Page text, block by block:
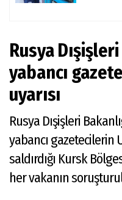
Rusya
yabancı
uyarısı
Rusya Dışişleri
yabancı gazetecilerin
saldırdığı Kursk
her vakanın